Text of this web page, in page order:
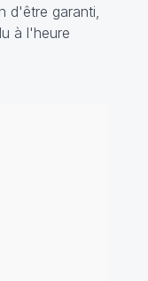
d'être garanti,
à l'heure